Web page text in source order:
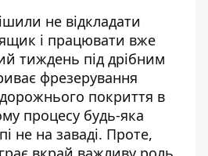
не відкладати
і працювати вже
тиждень під дрібним
фрезерування
покриття в
процесу будь-яка
не на заваді. Проте,